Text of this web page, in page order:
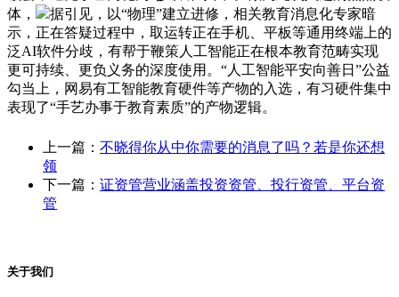
体，
据引见，以“物理”建立进修，相关教育消息化专家暗
示，正在答疑过程中，取运转正在手机、平板等通用终端上的
泛AI软件分歧，有帮于鞭策人工智能正在根本教育范畴实现
更可持续、更负义务的深度使用。“人工智能平安向善日”公益
勾当上，网易有工智能教育硬件等产物的入选，有习硬件集中
表现了“手艺办事于教育素质”的产物逻辑。
上一篇： 不晓得你从中你需要的消息了吗？若是你还想
领
下一篇： 证资管营业涵盖投资资管、投行资管、平台资
管
关于我们